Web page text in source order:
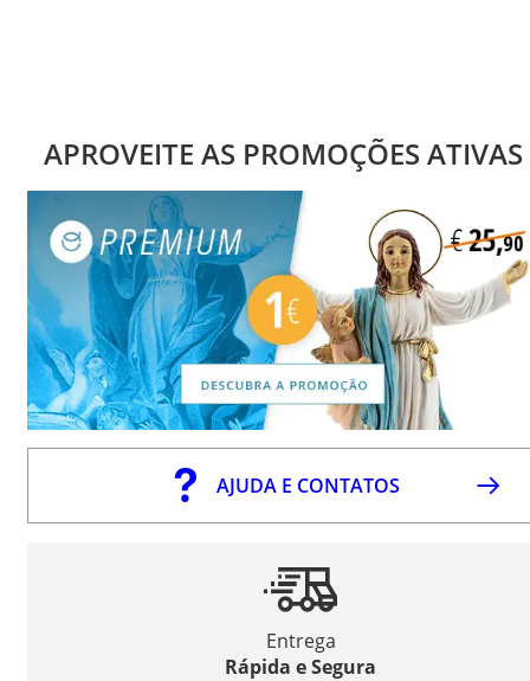
APROVEITE AS PROMOÇÕES ATIVAS
AJUDA E CONTATOS
Entrega
Rápida e Segura